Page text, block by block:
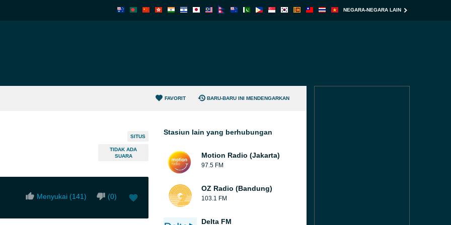
NEGARA-NEGARA LAIN
FAVORIT BARU-BARU INI MENDENGARKAN
SITUS
TIDAK ADA
SUARA
Menyukai (141) (0)
Stasiun lain yang berhubungan
Motion Radio (Jakarta)
97.5 FM
OZ Radio (Bandung)
103.1 FM
Delta FM